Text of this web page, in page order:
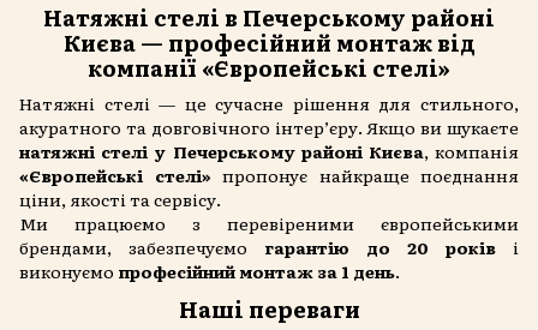
Натяжні стелі в Печерському районі
Києва — професійний монтаж від
компанії «Європейські стелі»
Натяжні стелі — це сучасне рішення для стильного,
акуратного та довговічного інтер’єру. Якщо ви шукаєте
натяжні стелі у Печерському районі Києва, компанія
«Європейські стелі» пропонує найкраще поєднання
ціни, якості та сервісу.
Ми працюємо з перевіреними європейськими
брендами, забезпечуємо гарантію до 20 років і
виконуємо професійний монтаж за 1 день.
Наші переваги